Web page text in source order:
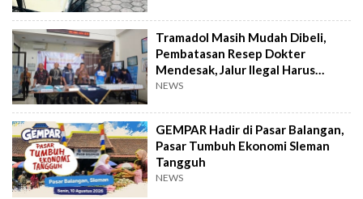
Tramadol Masih Mudah Dibeli,
Pembatasan Resep Dokter
Mendesak, Jalur Ilegal Harus
Distop
NEWS
GEMPAR Hadir di Pasar Balangan,
Pasar Tumbuh Ekonomi Sleman
Tangguh
NEWS